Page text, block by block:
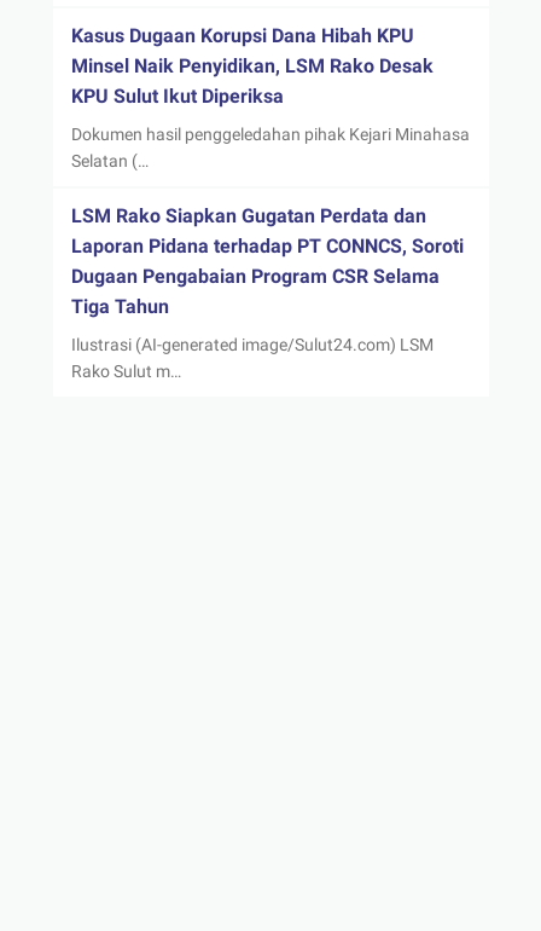
Kasus Dugaan Korupsi Dana Hibah KPU
Minsel Naik Penyidikan, LSM Rako Desak
KPU Sulut Ikut Diperiksa
Dokumen hasil penggeledahan pihak Kejari Minahasa
Selatan (…
LSM Rako Siapkan Gugatan Perdata dan
Laporan Pidana terhadap PT CONNCS, Soroti
Dugaan Pengabaian Program CSR Selama
Tiga Tahun
Ilustrasi (AI-generated image/Sulut24.com) LSM
Rako Sulut m…